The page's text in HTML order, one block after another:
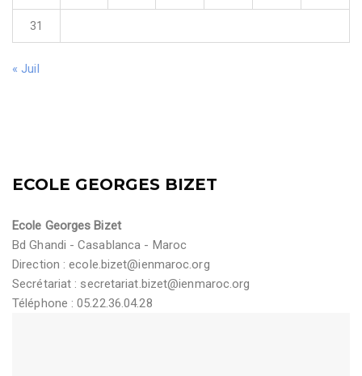
31
« Juil
ECOLE GEORGES BIZET
Ecole Georges Bizet
Bd Ghandi - Casablanca - Maroc
Direction :ecole.bizet@ienmaroc.org
Secrétariat : secretariat.bizet@ienmaroc.org
Téléphone : 05.22.36.04.28